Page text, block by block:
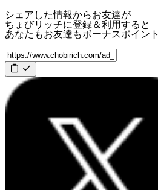
シェアした情報からお友達が
ちょびリッチに登録＆利用すると
あなたもお友達もボーナスポイント